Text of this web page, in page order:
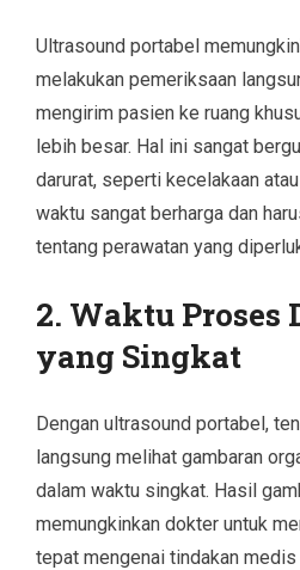
Ultrasound portabel
melakukan pemeriksaan
mengirim pasien ke ruang
lebih besar. Hal ini sangat
darurat, seperti kecelakaan
waktu sangat berharga dan
tentang perawatan yang
2. Waktu Proses
yang Singkat
Dengan ultrasound portabel,
langsung melihat gambaran
dalam waktu singkat. Hasil
memungkinkan dokter untuk
tepat mengenai tindakan medis